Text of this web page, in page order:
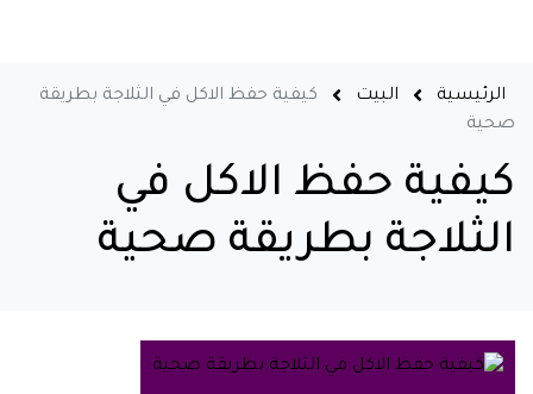
الرئيسية البيت
كيفية حفظ الاكل في الثلاجة بطريقة
صحية
كيفية حفظ الاكل في
الثلاجة بطريقة صحية